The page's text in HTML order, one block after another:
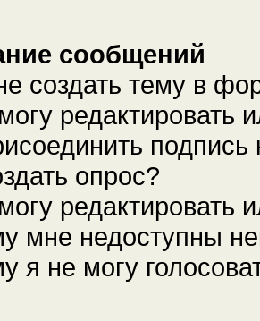
сообщений
создать тему в
редактировать
опрос?
редактировать
мне недоступны
я не могу